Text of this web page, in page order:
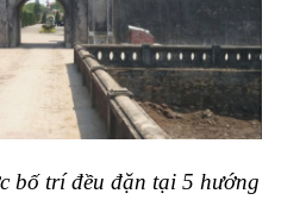
bố trí đều đặn tại 5 hướng